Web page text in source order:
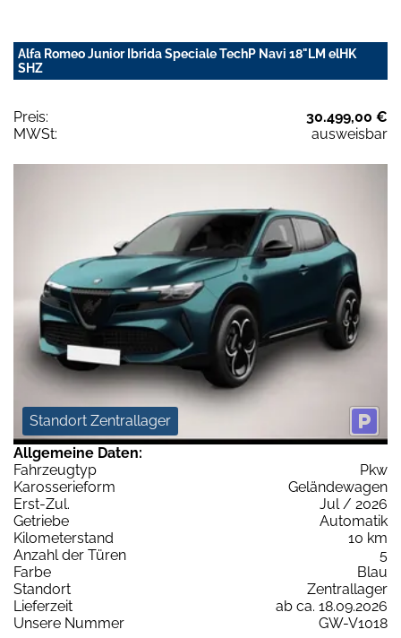
Alfa Romeo Junior Ibrida Speciale TechP Navi 18"LM elHK
SHZ
Preis:
30.499,00 €
MWSt:
ausweisbar
Standort Zentrallager
Allgemeine Daten:
Fahrzeugtyp
Pkw
Karosserieform
Geländewagen
Erst-Zul.
Jul / 2026
Getriebe
Automatik
Kilometerstand
10 km
Anzahl der Türen
5
Farbe
Blau
Standort
Zentrallager
Lieferzeit
ab ca. 18.09.2026
Unsere Nummer
GW-V1018